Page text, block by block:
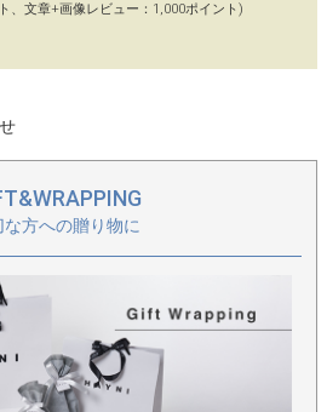
、文章+画像レビュー：1,000ポイント)
な方への贈り物に